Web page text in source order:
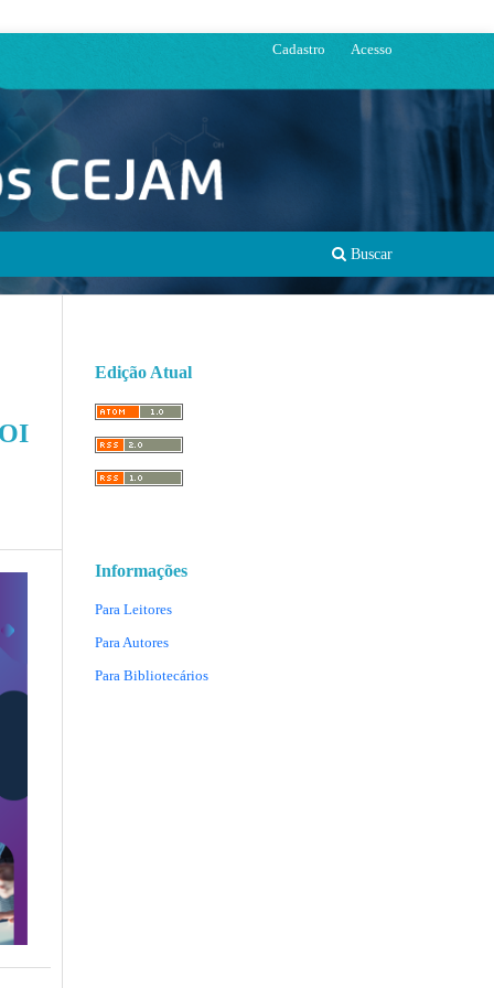
Buscar
Cadastro Acesso
Edição Atual
Informações
Para Leitores
Para Autores
Para Bibliotecários